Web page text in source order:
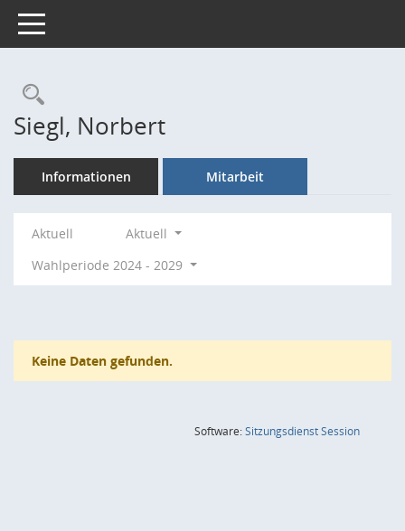
Toggle navigation
Rechercheauswahl
Siegl, Norbert
Informationen Mitarbeit
Aktuell
Aktuell
Wahlperiode 2024 - 2029
Keine Daten gefunden.
Software:SitzungsdienstSession(Wird in